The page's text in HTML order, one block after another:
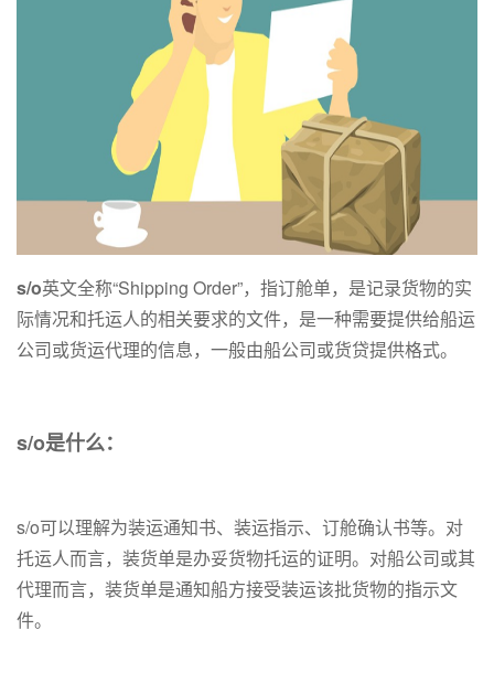
s/o英文全称“Shipping Order”，指订舱单，是记录货物的实
际情况和托运人的相关要求的文件，是一种需要提供给船运
公司或货运代理的信息，一般由船公司或货贷提供格式。
s/o是什么：
s/o可以理解为装运通知书、装运指示、订舱确认书等。对
托运人而言，装货单是办妥货物托运的证明。对船公司或其
代理而言，装货单是通知船方接受装运该批货物的指示文
件。